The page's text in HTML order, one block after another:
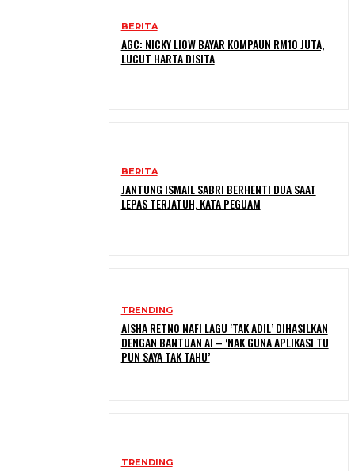
BERITA
AGC: NICKY LIOW BAYAR KOMPAUN RM10 JUTA,
LUCUT HARTA DISITA
BERITA
JANTUNG ISMAIL SABRI BERHENTI DUA SAAT
LEPAS TERJATUH, KATA PEGUAM
TRENDING
AISHA RETNO NAFI LAGU ‘TAK ADIL’ DIHASILKAN
DENGAN BANTUAN AI – ‘NAK GUNA APLIKASI TU
PUN SAYA TAK TAHU’
TRENDING